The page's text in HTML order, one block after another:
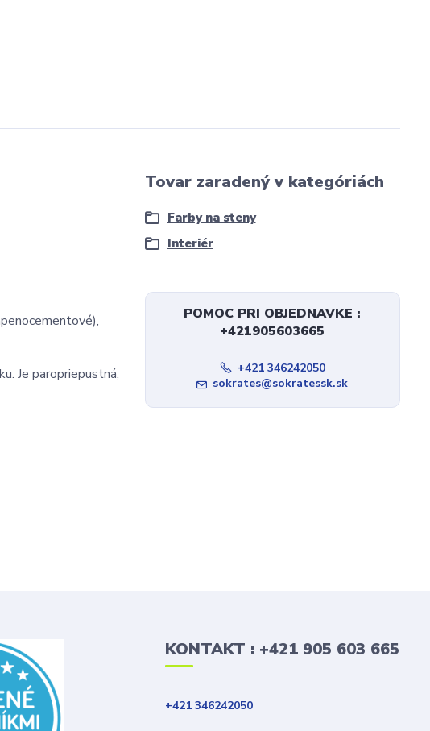
Je paropriepustná,
Tovar zaradený v kategóriách
Farby na steny
Interiér
POMOC PRI OBJEDNAVKE :
+421905603665
+421 346242050
sokrates@sokratessk.sk
KONTAKT : +421 905 603 665
+421 346242050